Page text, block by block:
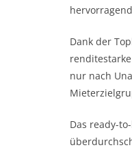
Dank der
nur nach
Das ready-